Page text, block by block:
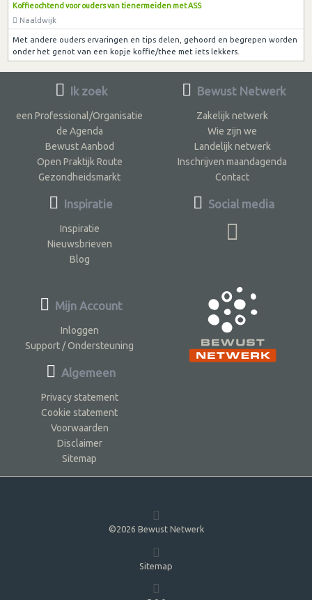
Koffieochtend voor ouders van tienermeiden met ASS
Naaldwijk
Met andere ouders ervaringen en tips delen, gehoord en begrepen worden
onder het genot van een kopje koffie/thee met iets lekkers.
Ik zoek
een Professional/Organisatie
de Agenda
Bewust Aanbod
Open Praktijk Route
Gezondheidsmarkt
Inspiratie
Inspiratie
Nieuwsbrieven
Blog
Bewust Netwerk
Zakelijk netwerk
Wie zijn we
Landelijk netwerk
Inschrijven maandagenda
Contact
Social media
Mijn Account
Inloggen
Support / Ondersteuning
Algemeen
Privacy statement
Cookie statement
Voorwaarden
Disclaimer
Sitemap
©2026 Bewust Netwerk
Sitemap